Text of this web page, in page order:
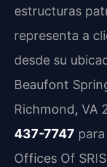
estructuras
representa a
desde su
Beaufont
Richmond, VA
437-7747
Offices Of